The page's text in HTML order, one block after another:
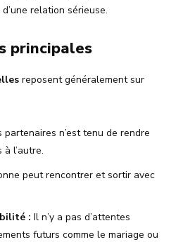
relation sérieuse.
principales
reposent généralement sur
partenaires n’est tenu de rendre
l’autre.
peut rencontrer et sortir avec
: Il n’y a pas d’attentes
futurs comme le mariage ou